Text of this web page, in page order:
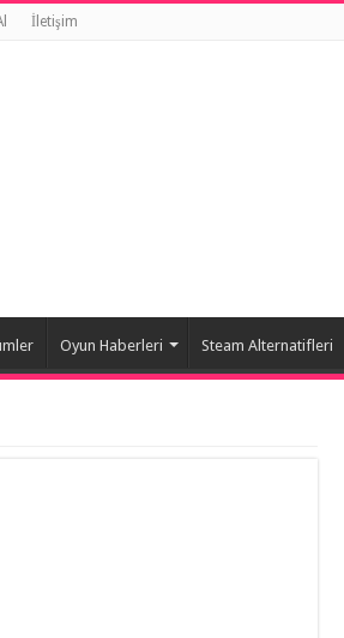
İletişim
Oyun Haberleri Steam Alternatifleri